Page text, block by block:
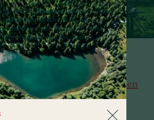
Hochschober im Postfach: Freuen
Geschichten, neue
und besondere Angebote – und
keine Neuigkeiten aus dem
ERÖFFNEN
Seminarraum in Kärnten
Natur